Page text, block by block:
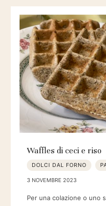
Waffles di ceci e riso
DOLCI DAL FORNO
3 NOVEMBRE 2023
Per una colazione o uno